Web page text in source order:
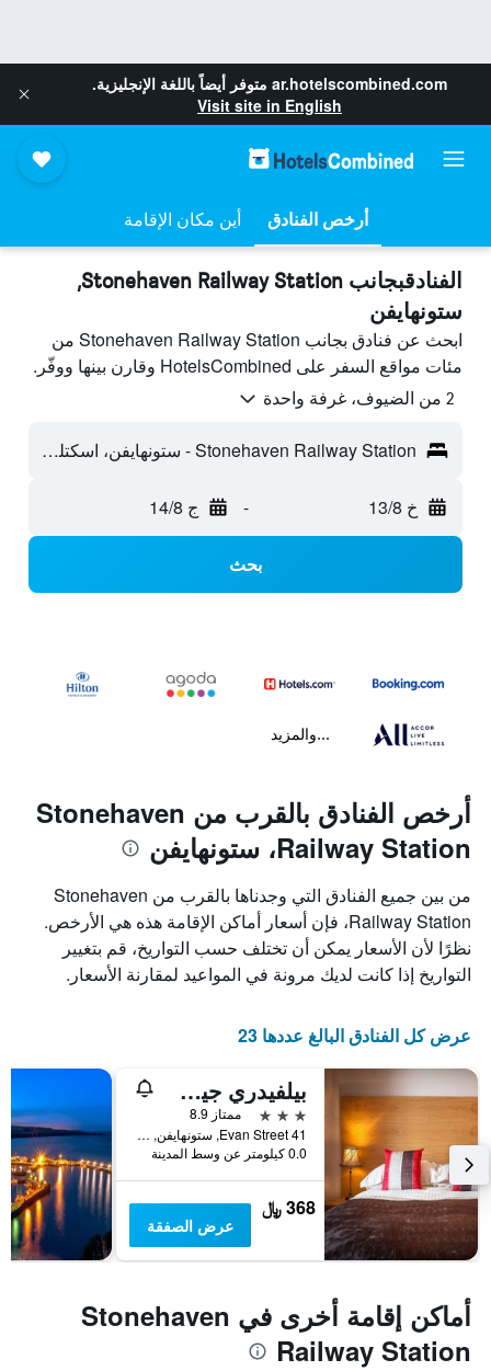
ar.hotelscombined.com متوفر أيضاً باللغة الإنجليزية.
Visit site in English
أرخص الفنادق أين مكان الإقامة
الفنادقبجانب Stonehaven Railway Station,
ستونهايفن
ابحث عن فنادق بجانب Stonehaven Railway Station من
مئات مواقع السفر على HotelsCombined وقارن بينها ووفّر.
2 من الضيوف، غرفة واحدة
Stonehaven Railway Station - ستونهايفن، اسكتلندا، المملكة المتحدة
خ 13/8 - ج 14/8
بحث
...والمزيد
أرخص الفنادق بالقرب من Stonehaven
Railway Station، ستونهايفن
من بين جميع الفنادق التي وجدناها بالقرب من Stonehaven
Railway Station، فإن أسعار أماكن الإقامة هذه هي الأرخص.
نظرًا لأن الأسعار يمكن أن تختلف حسب التواريخ، قم بتغيير
التواريخ إذا كانت لديك مرونة في المواعيد لمقارنة الأسعار.
عرض كل الفنادق البالغ عددها 23
بيلفيدري جيست هاوس
3 نجوم
ممتاز 8.9
41 Evan Street, ستونهايفن, المملكة المتحدة
0.0 كيلومتر عن وسط المدينة
368 ﷼
عرض الصفقة
أماكن إقامة أخرى في Stonehaven
Railway Station